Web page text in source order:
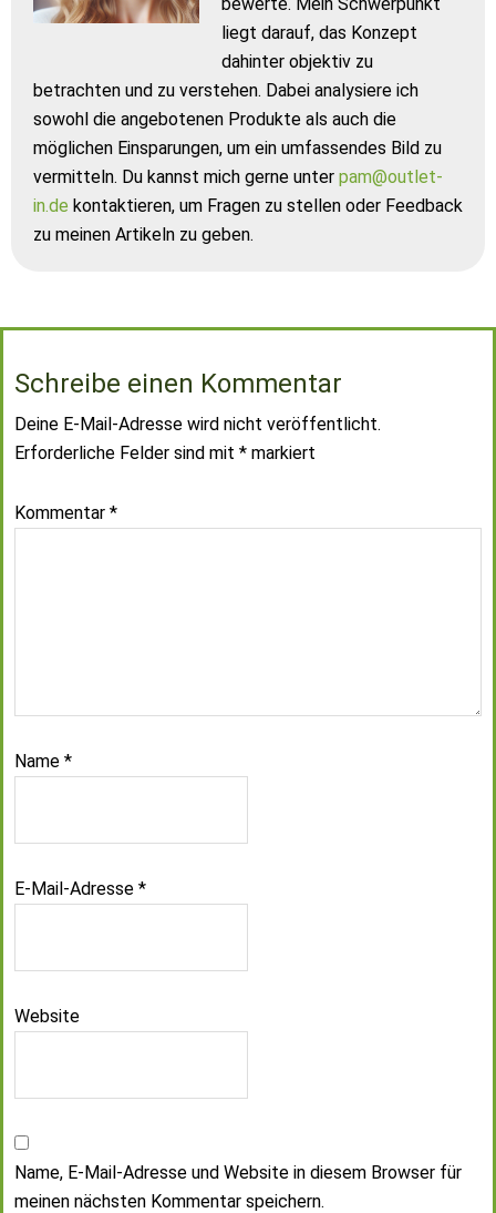
liegt darauf, das Konzept
dahinter objektiv zu
betrachten und zu verstehen. Dabei analysiere ich
sowohl die angebotenen Produkte als auch die
möglichen Einsparungen, um ein umfassendes Bild zu
vermitteln. Du kannst mich gerne unter pam@outlet-
in.de kontaktieren, um Fragen zu stellen oder Feedback
zu meinen Artikeln zu geben.
Schreibe einen Kommentar
Deine E-Mail-Adresse wird nicht veröffentlicht.
Erforderliche Felder sind mit * markiert
Kommentar *
Name *
E-Mail-Adresse *
Website
Name, E-Mail-Adresse und Website in diesem Browser für
meinen nächsten Kommentar speichern.